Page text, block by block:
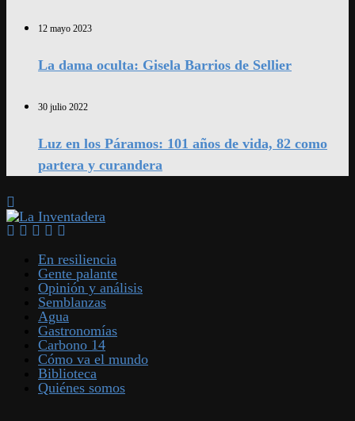
12 mayo 2023
La dama oculta: Gisela Barrios de Sellier
30 julio 2022
Luz en los Páramos: 101 años de vida, 82 como
partera y curandera
En resiliencia
Gente palante
Opinión y análisis
Semblanzas
Agua
Gastronomías
Carbono 14
Cómo va el mundo
Biblioteca
Quiénes somos